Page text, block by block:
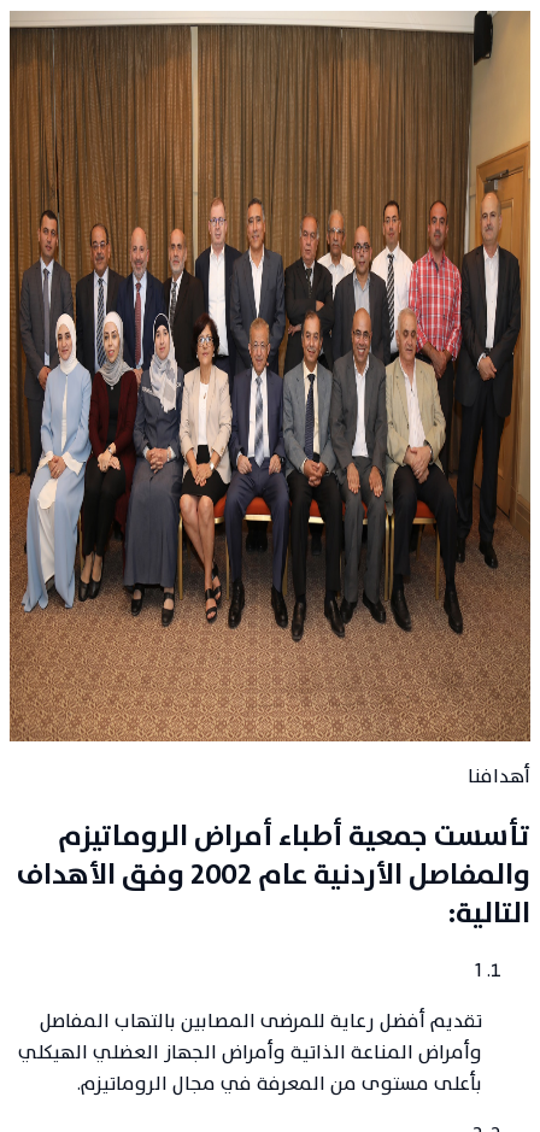
2002
تأسست عام
تنظيم الروماتيزم في الأردن
تأسست جمعية أطباء أمراض الروماتيزم والمفاصل الأردنية في
22 أيار/مايو 2002، ويتمثل هدفها الرئيسي في تنظيم مهنة
طب الروماتيزم في الأردن والارتقاء بمستوى هذا التخصص.
وقد اعتُمد نظام داخلي للجمعية ووُضعت أهداف لتطوير
المختصين والتخصص. تأسست الجمعية على يد 15 عضواً عام
2002.
22 أيار 2002
تاريخ التأسيس
15
عضواً مؤسساً
أهدافنا
تأسست جمعية أطباء أمراض الروماتيزم
والمفاصل الأردنية عام 2002 وفق الأهداف
التالية:
1
تقديم أفضل رعاية للمرضى المصابين بالتهاب المفاصل
وأمراض المناعة الذاتية وأمراض الجهاز العضلي الهيكلي
بأعلى مستوى من المعرفة في مجال الروماتيزم.